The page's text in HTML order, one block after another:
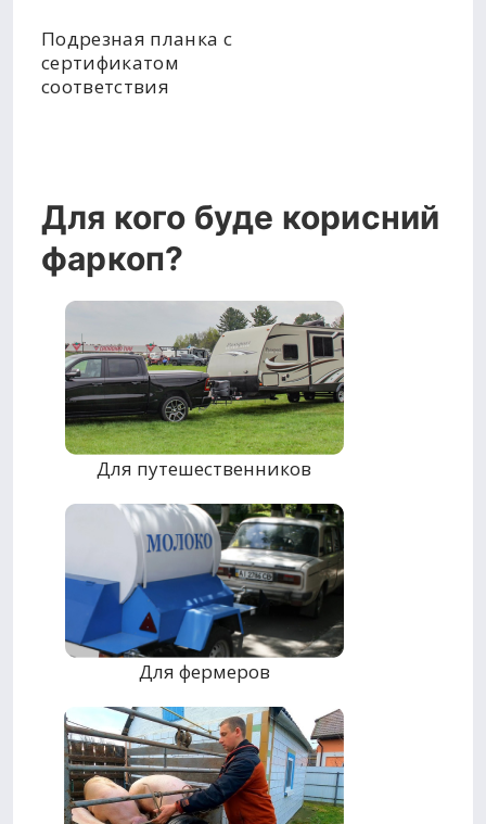
Подрезная планка с
сертификатом
соответствия
Для кого буде корисний
фаркоп?
Для путешественников
Для фермеров